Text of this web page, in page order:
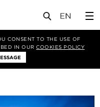
CONSENT TO THE USE OF
IN OURCOOKIES POLICY